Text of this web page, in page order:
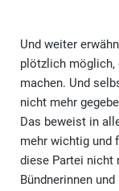
Und weiter
plötzlich möglich,
machen. Und
nicht mehr
Das beweist in
mehr wichtig und
diese Partei nicht
Bündnerinnen